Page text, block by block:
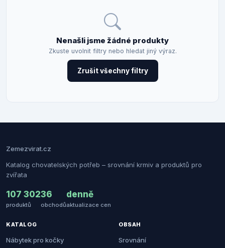
Nenašli jsme žádné produkty
Zkuste uvolnit filtry nebo hledat jiný výraz.
Zrušit všechny filtry
Zemezvirat.cz
Katalog chovatelských potřeb – srovnání krmiv a produktů pro
zvířata
107 302
produktů
36
obchodů
denně
aktualizace cen
KATALOG
Nábytek pro kočky
OBSAH
Srovnání